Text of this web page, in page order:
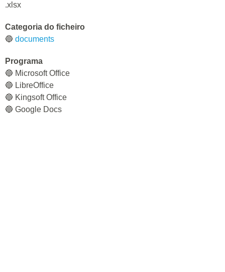
.xlsx
Categoria do ficheiro
🔵 documents
Programa
🔵 Microsoft Office
🔵 LibreOffice
🔵 Kingsoft Office
🔵 Google Docs